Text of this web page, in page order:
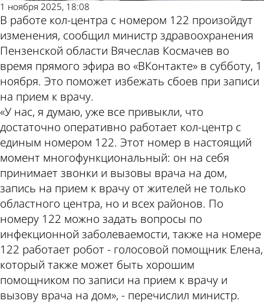
1 ноября 2025, 18:08
В работе кол-центра с номером 122 произойдут
изменения, сообщил министр здравоохранения
Пензенской области Вячеслав Космачев во
время прямого эфира во «ВКонтакте» в субботу, 1
ноября. Это поможет избежать сбоев при записи
на прием к врачу.
«У нас, я думаю, уже все привыкли, что
достаточно оперативно работает кол-центр с
единым номером 122. Этот номер в настоящий
момент многофункциональный: он на себя
принимает звонки и вызовы врача на дом,
запись на прием к врачу от жителей не только
областного центра, но и всех районов. По
номеру 122 можно задать вопросы по
инфекционной заболеваемости, также на номере
122 работает робот - голосовой помощник Елена,
который также может быть хорошим
помощником по записи на прием к врачу и
вызову врача на дом», - перечислил министр.